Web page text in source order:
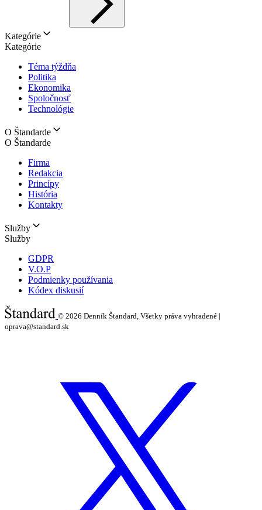
Kategórie
Kategórie
Téma týždňa
Politika
Ekonomika
Spoločnosť
Technológie
O Štandarde
O Štandarde
Firma
Redakcia
Princípy
História
Kontakty
Služby
Služby
GDPR
V.O.P
Podmienky používania
Kódex diskusií
© 2026 Denník Štandard, Všetky práva vyhradené |
oprava@standard.sk